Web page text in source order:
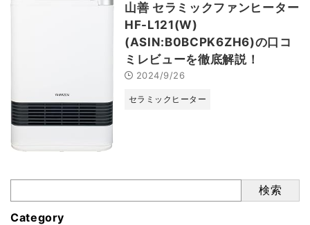
山善 セラミックファンヒーター
HF-L121(W)
(ASIN:B0BCPK6ZH6)の口コ
ミレビューを徹底解説！
2024/9/26
セラミックヒーター
検索
Category